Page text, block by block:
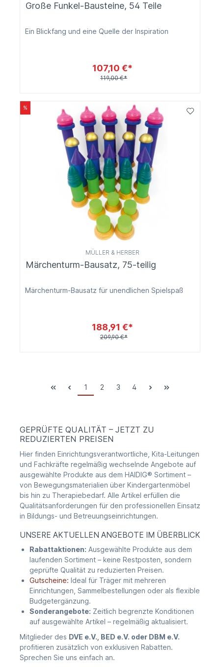
Große Funkel-Bausteine, 54 Teile
Ein Blickfang und eine Quelle der Inspiration
107,10 €*
119,00 €*
%
MÜLLER & HERBER
Märchenturm-Bausatz, 75-teilig
Märchenturm-Bausatz für unendlichen Spielspaß
188,91 €*
209,90 €*
1 2 3 4
GEPRÜFTE QUALITÄT – JETZT ZU
REDUZIERTEN PREISEN
Hier finden Einrichtungsverantwortliche, Kita-Leitungen
und Fachkräfte regelmäßig wechselnde Angebote auf
ausgewählte Produkte aus dem HAIDIG® Sortiment –
von Bewegungsmaterialien über Kindergartenmöbel
bis hin zu Therapiebedarf. Alle Artikel erfüllen die
Qualitätsanforderungen für den professionellen Einsatz
in Bildungs- und Betreuungseinrichtungen.
UNSERE AKTUELLEN ANGEBOTE IM ÜBERBLICK
Rabattaktionen: Ausgewählte Produkte aus dem
laufenden Sortiment – keine Restposten, sondern
geprüfte Qualität zu reduzierten Preisen.
Gutscheine: Ideal für Träger mit mehreren
Einrichtungen, Sammelbestellungen oder als flexible
Budgetergänzung.
Sonderangebote: Zeitlich begrenzte Konditionen
auf ausgewählte Artikel – regelmäßig aktualisiert.
Mitglieder des DVE e.V., BED e.V. oder DBM e.V.
profitieren zusätzlich von exklusiven Rabatten.
Sprechen Sie uns einfach an.